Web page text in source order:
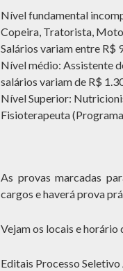
Nível fundamental
Copeira, Tratorista,
Salários variam entre R$
Nível médio: Assistente
salários variam de R$
Nível Superior:
Fisioterapeuta
As provas marcadas
cargos e haverá prova
Vejam os locais e horário
Editais Processo